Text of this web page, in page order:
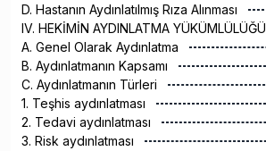
D. Hastanın Aydınlatılmış Rıza Alınması
IV. HEKİMİN AYDINLATMA YÜKÜMLÜLÜĞÜ
A. Genel Olarak Aydınlatma
B. Aydınlatmanın Kapsamı
C. Aydınlatmanın Türleri
1. Teşhis aydınlatması
2. Tedavi aydınlatması
3. Risk aydınlatması